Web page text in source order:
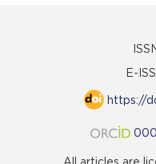
E-
https://
All articles are